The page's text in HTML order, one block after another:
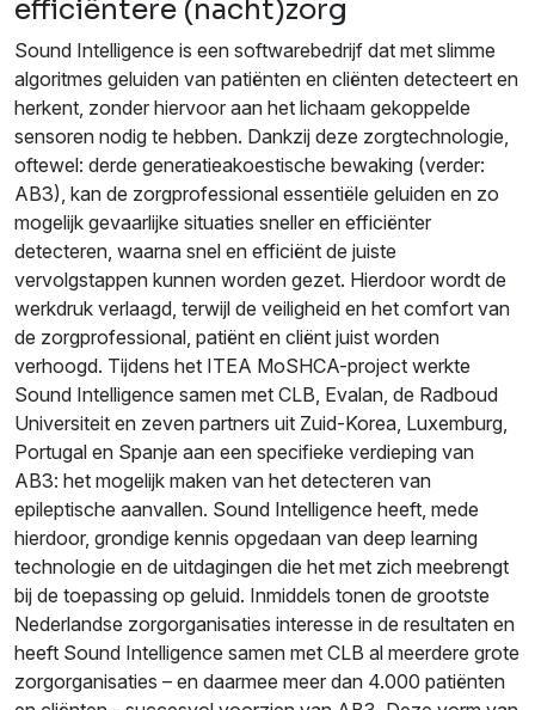
efficiëntere (nacht)zorg
Sound Intelligence is een softwarebedrijf dat met slimme
algoritmes geluiden van patiënten en cliënten detecteert en
herkent, zonder hiervoor aan het lichaam gekoppelde
sensoren nodig te hebben. Dankzij deze zorgtechnologie,
oftewel: derde generatieakoestische bewaking (verder:
AB3), kan de zorgprofessional essentiële geluiden en zo
mogelijk gevaarlijke situaties sneller en efficiënter
detecteren, waarna snel en efficiënt de juiste
vervolgstappen kunnen worden gezet. Hierdoor wordt de
werkdruk verlaagd, terwijl de veiligheid en het comfort van
de zorgprofessional, patiënt en cliënt juist worden
verhoogd. Tijdens het ITEA MoSHCA-project werkte
Sound Intelligence samen met CLB, Evalan, de Radboud
Universiteit en zeven partners uit Zuid-Korea, Luxemburg,
Portugal en Spanje aan een specifieke verdieping van
AB3: het mogelijk maken van het detecteren van
epileptische aanvallen. Sound Intelligence heeft, mede
hierdoor, grondige kennis opgedaan van deep learning
technologie en de uitdagingen die het met zich meebrengt
bij de toepassing op geluid. Inmiddels tonen de grootste
Nederlandse zorgorganisaties interesse in de resultaten en
heeft Sound Intelligence samen met CLB al meerdere grote
zorgorganisaties – en daarmee meer dan 4.000 patiënten